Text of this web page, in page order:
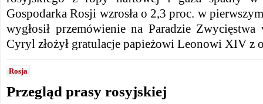
Gospodarka Rosji wzrosła o 2,3 proc. w
wygłosił przemówienie na Paradzie
Cyryl złożył gratulacje papieżowi Leonowi XIV z
Rosja
Przegląd prasy rosyjskiej